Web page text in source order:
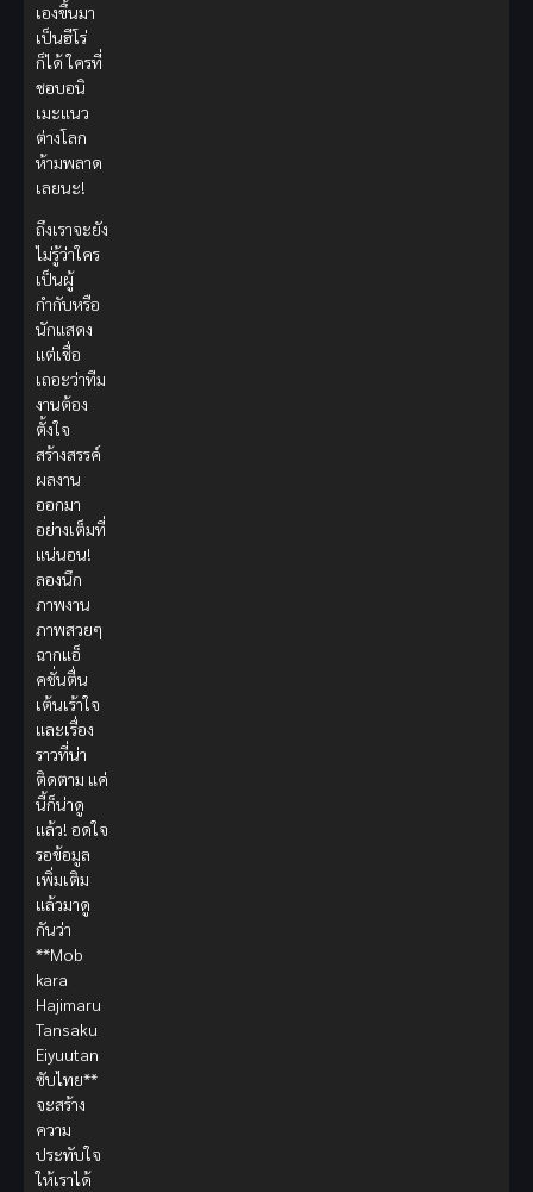
เองขึ้นมา
เป็นฮีโร่
ก็ได้ ใครที่
ชอบอนิ
เมะแนว
ต่างโลก
ห้ามพลาด
เลยนะ!
ถึงเราจะยัง
ไม่รู้ว่าใคร
เป็นผู้
กำกับหรือ
นักแสดง
แต่เชื่อ
เถอะว่าทีม
งานต้อง
ตั้งใจ
สร้างสรรค์
ผลงาน
ออกมา
อย่างเต็มที่
แน่นอน!
ลองนึก
ภาพงาน
ภาพสวยๆ
ฉากแอ็
คชั่นตื่น
เต้นเร้าใจ
และเรื่อง
ราวที่น่า
ติดตาม แค่
นี้ก็น่าดู
แล้ว! อดใจ
รอข้อมูล
เพิ่มเติม
แล้วมาดู
กันว่า
**Mob
kara
Hajimaru
Tansaku
Eiyuutan
ซับไทย**
จะสร้าง
ความ
ประทับใจ
ให้เราได้